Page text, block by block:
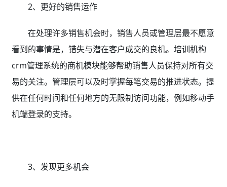
2、更好的销售运作
在处理许多销售机会时，销售人员或管理层最不愿意
看到的事情是，错失与潜在客户成交的良机。培训机构
crm管理系统的商机模块能够帮助销售人员保持对所有交
易的关注。管理层可以及时掌握每笔交易的推进状态。提
供在任何时间和任何地方的无限制访问功能，例如移动手
机端登录的支持。
3、发现更多机会